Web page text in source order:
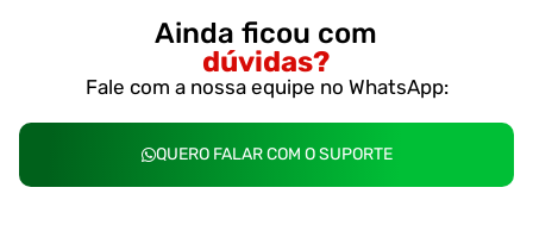
Ainda ficou com
dúvidas?
Fale com a nossa equipe no WhatsApp:
QUERO FALAR COM O SUPORTE